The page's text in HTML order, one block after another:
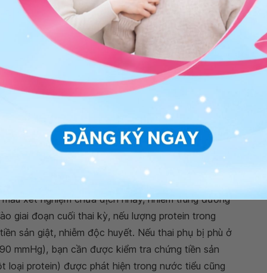
trùng đường tiểu, sỏi thận, hay xuất huyết từ
quản, bàng quang, niệu đạo có thể làm xuất
trong nước tiểu hay có nhiễm trùng đường tiểu,
nước tiểu chứa protein, tình trạng của thai phụ có
xét nghiệm chứa dịch nhầy, nhiễm trùng đường
giai đoạn cuối thai kỳ, nếu lượng protein trong
sản giật, nhiễm độc huyết. Nếu thai phụ bị phù ở
mmHg), bạn cần được kiểm tra chứng tiền sản
loại protein) được phát hiện trong nước tiểu cũng